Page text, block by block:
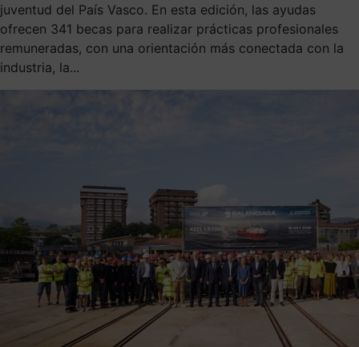
juventud del País Vasco. En esta edición, las ayudas
ofrecen 341 becas para realizar prácticas profesionales
remuneradas, con una orientación más conectada con la
industria, la...